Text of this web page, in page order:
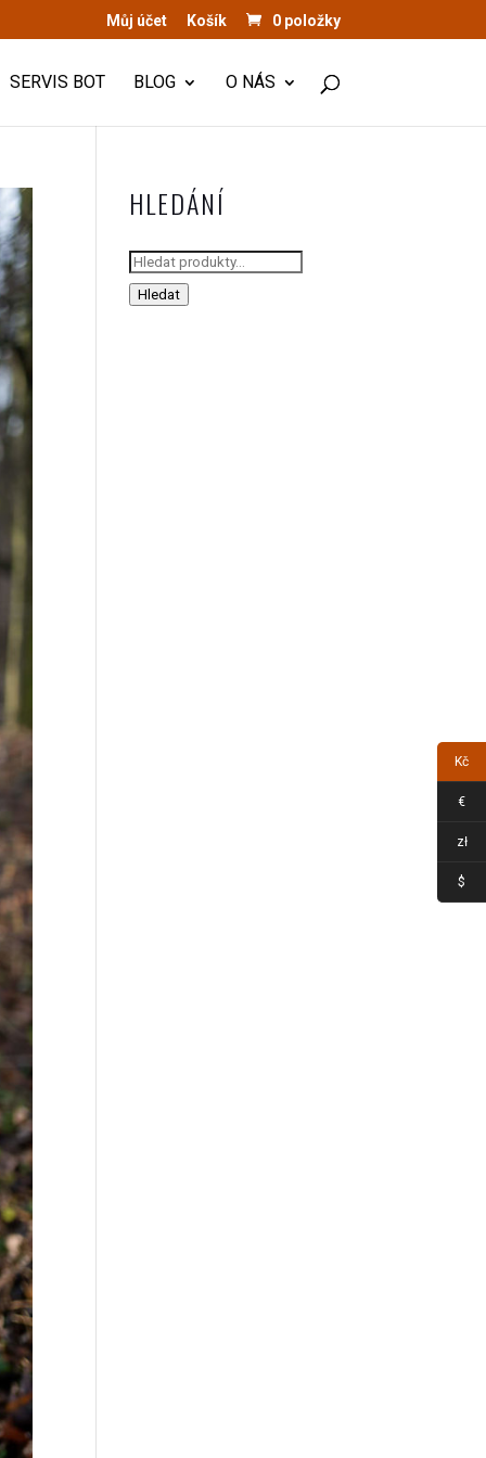
Můj účet Košík 0 položky
SERVIS BOT BLOG O NÁS
HLEDÁNÍ
Hledat:
Hledat
Kč
€
zł
$